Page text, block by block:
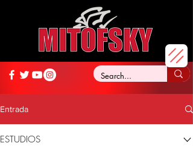
Entrada
ESTUDIOS